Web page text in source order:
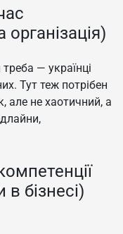
— українці
Тут теж потрібен
але не хаотичний, а
бізнесі)